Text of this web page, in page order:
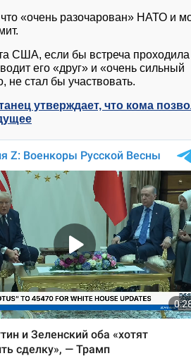
«очень разочарован» НАТО и
США, если бы встреча
его «друг» и «очень сильный
не стал бы участвовать.
утверждает, что кома